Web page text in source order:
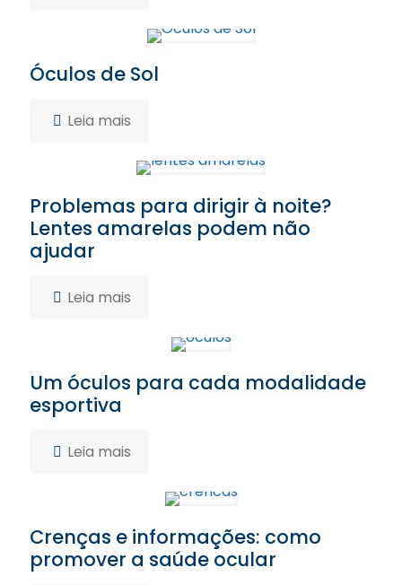
Óculos de Sol
Leia mais
Problemas para dirigir à noite?
Lentes amarelas podem não
ajudar
Leia mais
Um óculos para cada modalidade
esportiva
Leia mais
Crenças e informações: como
promover a saúde ocular